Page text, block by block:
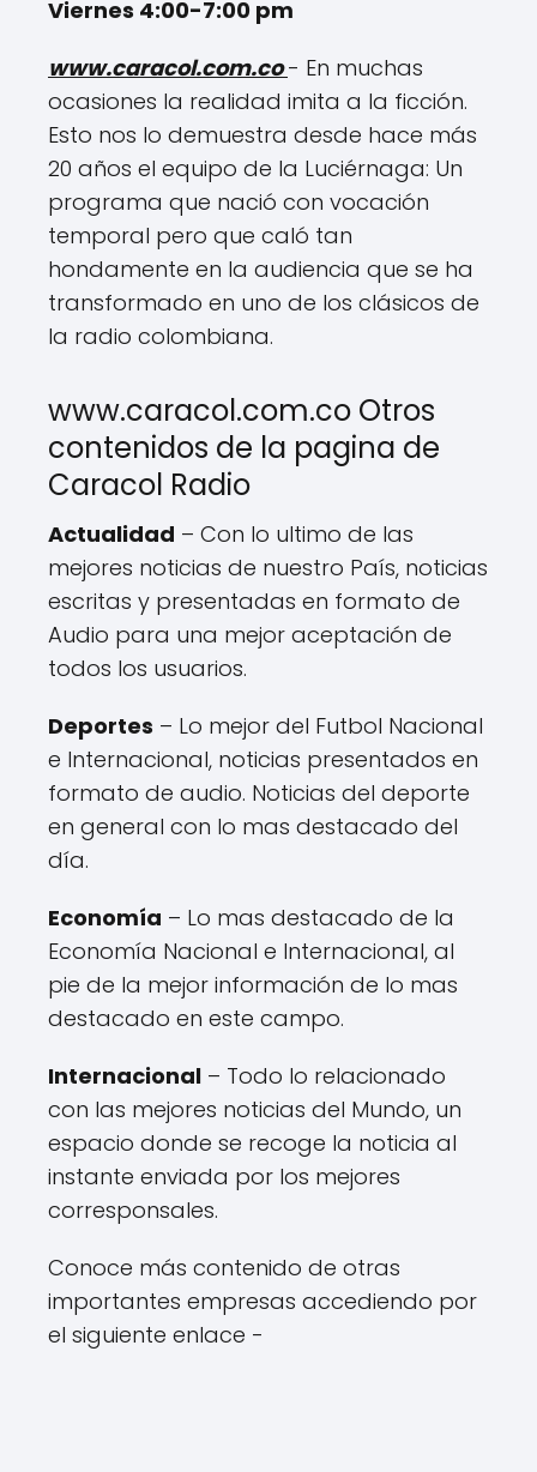
Viernes 4:00-7:00 pm
www.caracol.com.co - En muchas
ocasiones la realidad imita a la ficción.
Esto nos lo demuestra desde hace más
20 años el equipo de la Luciérnaga: Un
programa que nació con vocación
temporal pero que caló tan
hondamente en la audiencia que se ha
transformado en uno de los clásicos de
la radio colombiana.
www.caracol.com.co Otros
contenidos de la pagina de
Caracol Radio
Actualidad – Con lo ultimo de las
mejores noticias de nuestro País, noticias
escritas y presentadas en formato de
Audio para una mejor aceptación de
todos los usuarios.
Deportes – Lo mejor del Futbol Nacional
e Internacional, noticias presentados en
formato de audio. Noticias del deporte
en general con lo mas destacado del
día.
Economía – Lo mas destacado de la
Economía Nacional e Internacional, al
pie de la mejor información de lo mas
destacado en este campo.
Internacional – Todo lo relacionado
con las mejores noticias del Mundo, un
espacio donde se recoge la noticia al
instante enviada por los mejores
corresponsales.
Conoce más contenido de otras
importantes empresas accediendo por
el siguiente enlace -